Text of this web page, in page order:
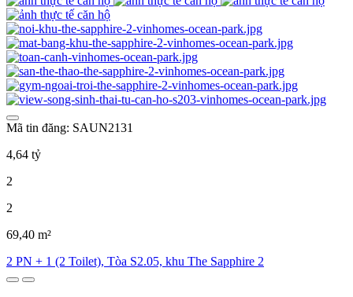
Mã tin đăng: SAUN2131
4,64 tỷ
2
2
69,40 m²
2 PN + 1 (2 Toilet), Tòa S2.05, khu The Sapphire 2